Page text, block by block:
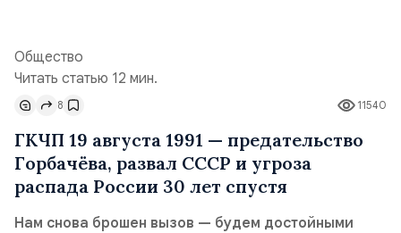
Общество
Читать статью 12 мин.
11540
8
ГКЧП 19 августа 1991 — предательство
Горбачёва, развал СССР и угроза
распада России 30 лет спустя
Нам снова брошен вызов — будем достойными